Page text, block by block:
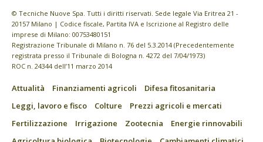
© Tecniche Nuove Spa. Tutti i diritti riservati. Sede legale Via Eritrea 21 -
20157 Milano | Codice fiscale, Partita IVA e Iscrizione al Registro delle
imprese di Milano: 00753480151
Registrazione Tribunale di Milano n. 76 del 5.3.2014 (Precedentemente
registrata presso il Tribunale di Bologna n. 4272 del 7/04/1973)
ROC n. 24344 dell’11 marzo 2014
Attualità Finanziamenti agricoli
Difesa fitosanitaria
Leggi, lavoro e fisco
Colture
Prezzi agricoli e mercati
Fertilizzazione
Irrigazione Zootecnia
Energie rinnovabili